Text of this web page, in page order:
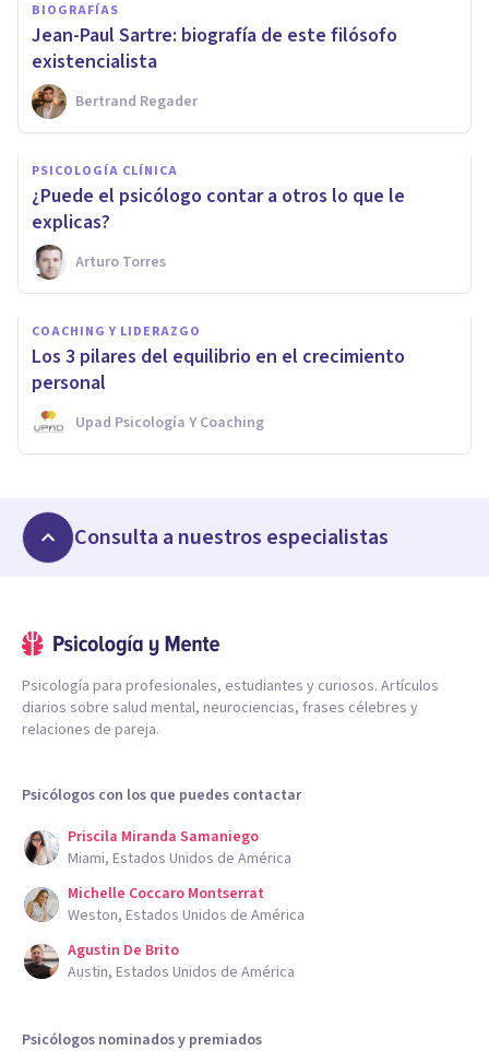
BIOGRAFÍAS
Jean-Paul Sartre: biografía de este filósofo
existencialista
Bertrand Regader
PSICOLOGÍA CLÍNICA
¿Puede el psicólogo contar a otros lo que le
explicas?
Arturo Torres
COACHING Y LIDERAZGO
Los 3 pilares del equilibrio en el crecimiento
personal
Upad Psicología Y Coaching
Consulta a nuestros especialistas
Psicología para profesionales, estudiantes y curiosos. Artículos
diarios sobre salud mental, neurociencias, frases célebres y
relaciones de pareja.
Psicólogos con los que puedes contactar
Priscila Miranda Samaniego
Miami, Estados Unidos de América
Michelle Coccaro Montserrat
Weston, Estados Unidos de América
Agustin De Brito
Austin, Estados Unidos de América
Psicólogos nominados y premiados